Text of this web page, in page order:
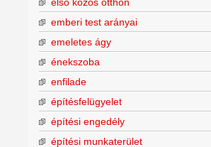
első közös otthon
emberi test arányai
emeletes ágy
énekszoba
enfilade
építésfelügyelet
építési engedély
építési munkaterület